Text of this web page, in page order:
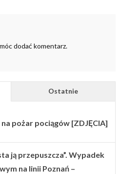
dodać komentarz.
Ostatnie
pożar pociągów [ZDJĘCIA]
ją przepuszcza”. Wypadek
na linii Poznań –